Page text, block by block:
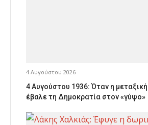
4 Αυγούστου 2026
4 Αυγούστου 1936: Όταν η
έβαλε τη Δημοκρατία στον «γύψο»